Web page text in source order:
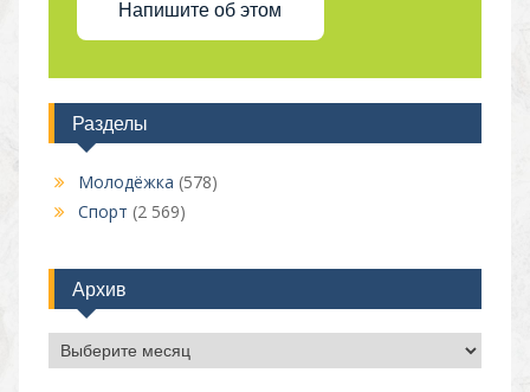
Напишите об этом
Разделы
Молодёжка (578)
Спорт (2 569)
Архив
Архив